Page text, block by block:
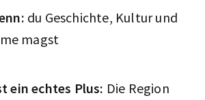
du Geschichte, Kultur und
magst
ein echtes Plus: Die Region